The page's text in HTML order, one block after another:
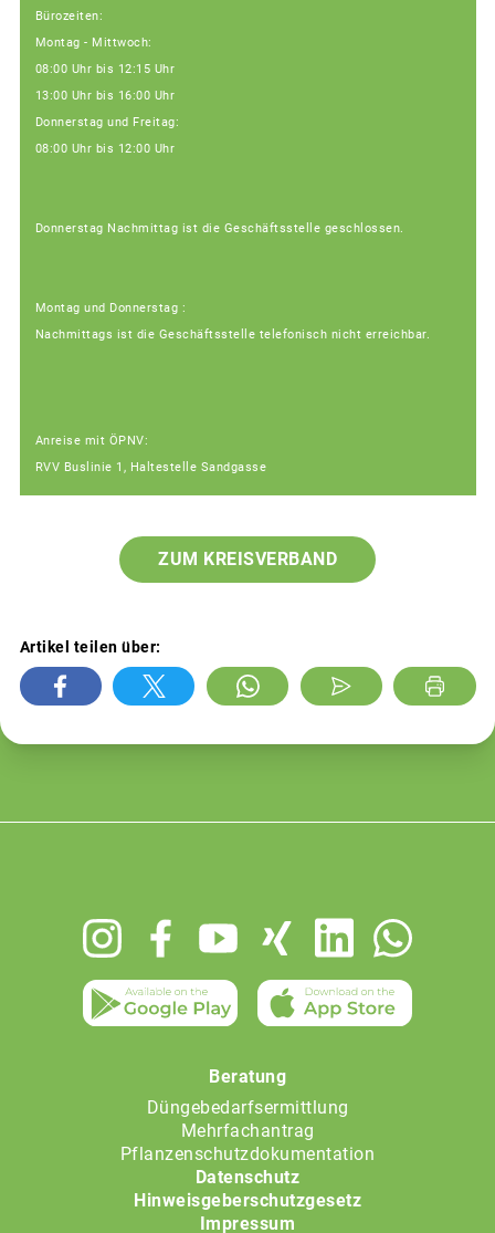
Bürozeiten:
Montag - Mittwoch:
08:00 Uhr bis 12:15 Uhr
13:00 Uhr bis 16:00 Uhr
Donnerstag und Freitag:
08:00 Uhr bis 12:00 Uhr
Donnerstag Nachmittag ist die Geschäftsstelle geschlossen.
Montag und Donnerstag :
Nachmittags ist die Geschäftsstelle telefonisch nicht erreichbar.
Anreise mit ÖPNV:
RVV Buslinie 1, Haltestelle Sandgasse
ZUM KREISVERBAND
Artikel teilen über:
Beratung
Düngebedarfsermittlung
Mehrfachantrag
Pflanzenschutzdokumentation
Datenschutz
Hinweisgeberschutzgesetz
Impressum